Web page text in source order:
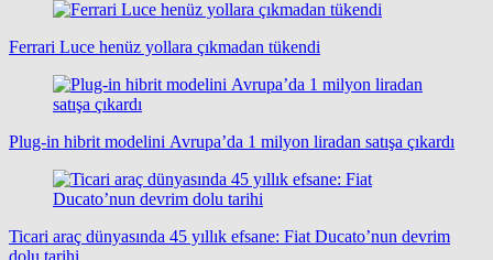
Ferrari Luce henüz yollara çıkmadan tükendi
Plug-in hibrit modelini Avrupa’da 1 milyon liradan satışa çıkardı
Ticari araç dünyasında 45 yıllık efsane: Fiat Ducato’nun devrim
dolu tarihi